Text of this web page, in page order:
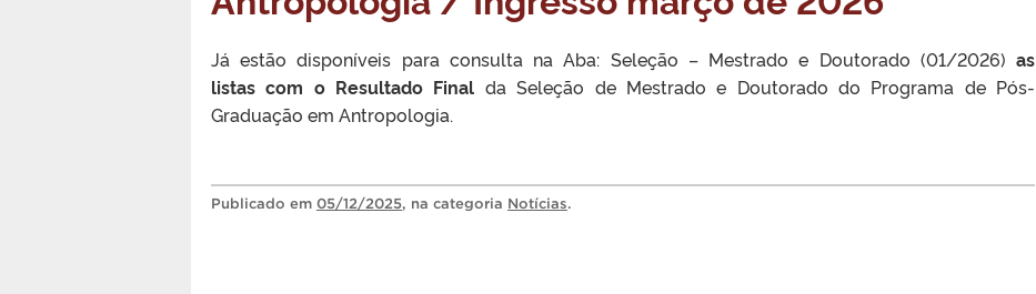
Já estão disponíveis para consulta na Aba: Seleção – Mestrado e Doutorado (01/2026) as
listas com o Resultado Final da Seleção de Mestrado e Doutorado do Programa de Pós-
Graduação em Antropologia.
Publicado em 05/12/2025, na categoria Notícias.